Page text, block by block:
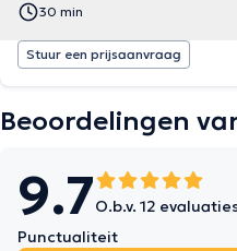
30 min
Stuur een prijsaanvraag
Beoordelingen
9.7O.b.v. 12
Punctualiteit